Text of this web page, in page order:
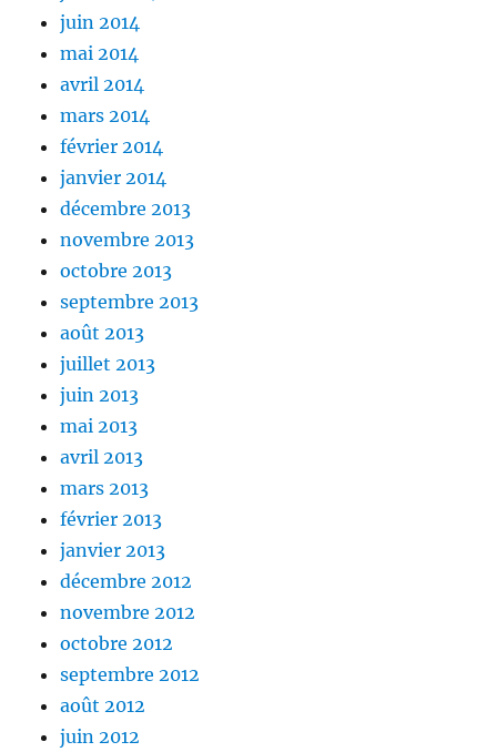
juin 2014
mai 2014
avril 2014
mars 2014
février 2014
janvier 2014
décembre 2013
novembre 2013
octobre 2013
septembre 2013
août 2013
juillet 2013
juin 2013
mai 2013
avril 2013
mars 2013
février 2013
janvier 2013
décembre 2012
novembre 2012
octobre 2012
septembre 2012
août 2012
juin 2012